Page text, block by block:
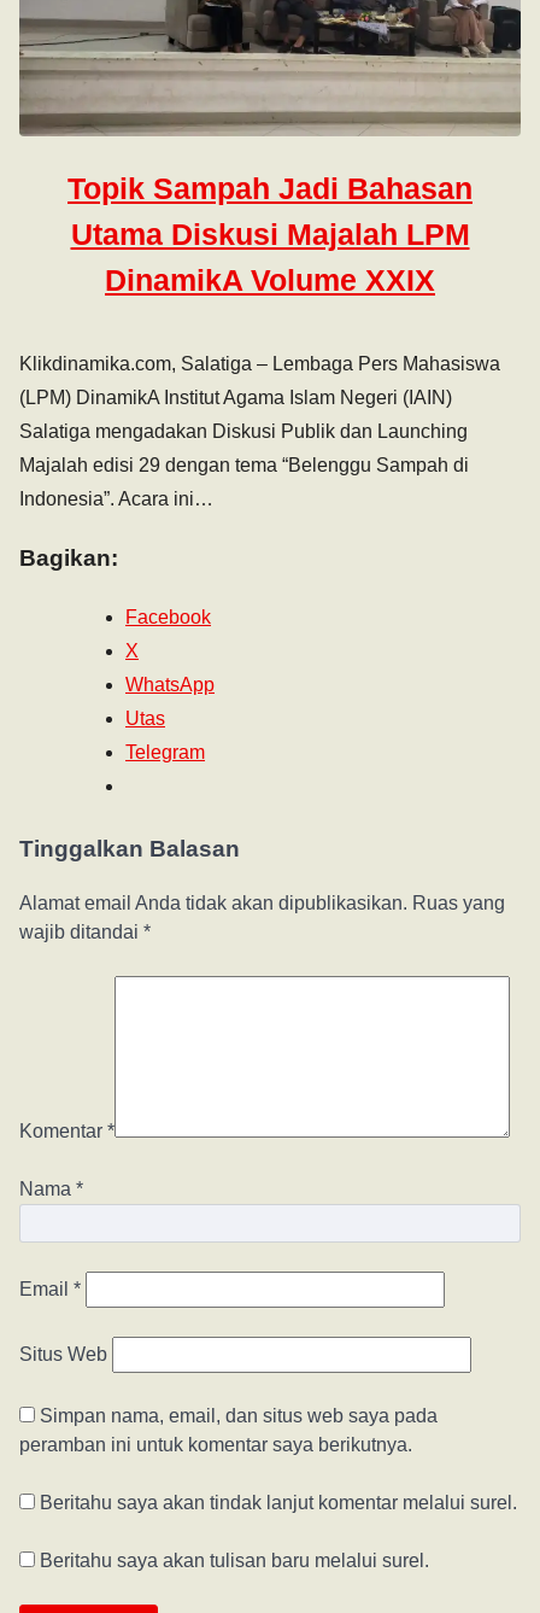
Topik Sampah Jadi Bahasan
Utama Diskusi Majalah LPM
DinamikA Volume XXIX
Klikdinamika.com, Salatiga – Lembaga Pers Mahasiswa
(LPM) DinamikA Institut Agama Islam Negeri (IAIN)
Salatiga mengadakan Diskusi Publik dan Launching
Majalah edisi 29 dengan tema “Belenggu Sampah di
Indonesia”. Acara ini…
Bagikan:
Facebook
X
WhatsApp
Utas
Telegram
Tinggalkan Balasan
Alamat email Anda tidak akan dipublikasikan. Ruas yang
wajib ditandai *
Komentar *
Nama *
Email *
Situs Web
Simpan nama, email, dan situs web saya pada
peramban ini untuk komentar saya berikutnya.
Beritahu saya akan tindak lanjut komentar melalui surel.
Beritahu saya akan tulisan baru melalui surel.